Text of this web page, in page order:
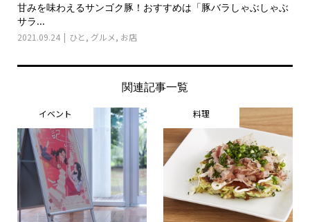
甘みを味わえるサンゴク豚！おすすめは「豚バラしゃぶしゃぶ
サラ...
2021.09.24 ひと , グルメ, お店
関連記事一覧
イベント 料理